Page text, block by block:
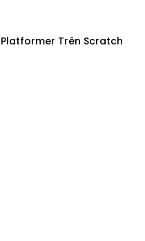
Platformer Trên Scratch